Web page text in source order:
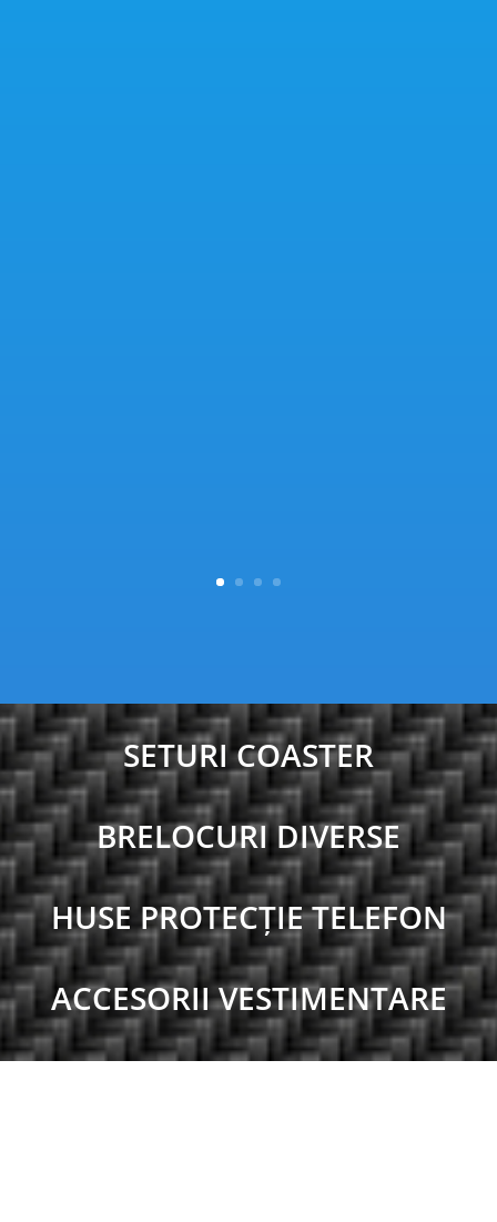
SETURI COASTER
BRELOCURI DIVERSE
HUSE PROTECȚIE TELEFON
ACCESORII VESTIMENTARE